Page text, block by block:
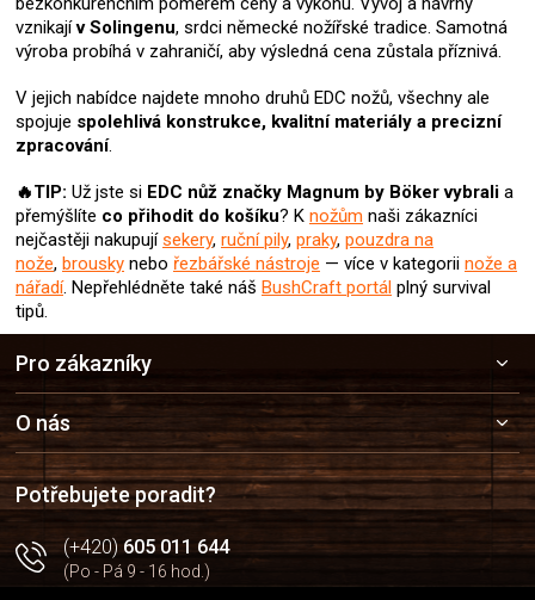
vznikajív Solingenu, srdci německé nožířské tradice. Samotná
výroba probíhá v zahraničí, aby výsledná cena zůstala příznivá.
V jejich nabídce najdete mnoho druhů EDC nožů, všechny ale
spojuje spolehlivá konstrukce, kvalitní materiály a precizní
zpracování.
🔥TIP: Už jste si EDC nůž značky Magnum by Bökervybrali a
přemýšlíte co přihodit do košíku? K nožům naši zákazníci
nejčastěji nakupujísekery, ruční pily, praky, pouzdra na
nože, brousky nebo řezbářské nástroje — více v kategorii nože a
nářadí. Nepřehlédněte také náš BushCraft portál plný survival
tipů.
a
t
í
Pro zákazníky
O nás
Potřebujete poradit?
(+420)605 011 644
(Po - Pá 9 - 16 hod.)